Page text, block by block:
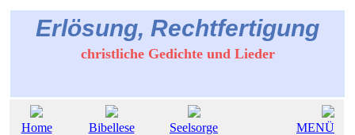
Erlösung, Rechtfertigung
christliche Gedichte und Lieder
Home Bibellese Seelsorge MENÜ